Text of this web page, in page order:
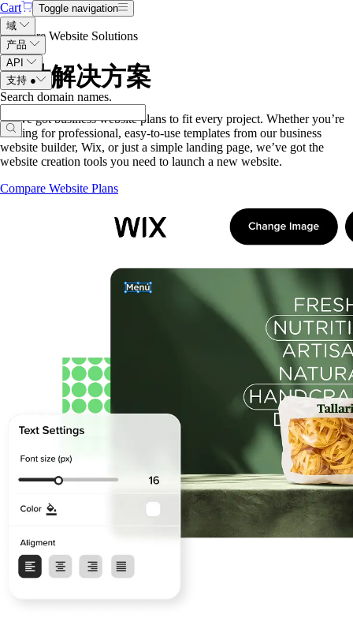
Cart
Toggle navigation
域
产品
API
支持 ●
Search domain names.
Compare Website Solutions
网站解决方案
We’ve got business website plans to fit every project. Whether you’re
looking for professional, easy-to-use templates from our business
website builder, Wix, or just a simple landing page, we’ve got the
website creation tools you need to launch a new website.
Compare Website Plans